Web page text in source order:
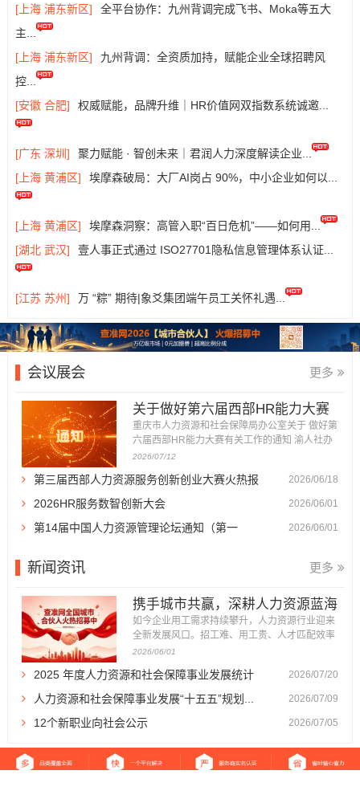
[上海 浦东新区]
全平台协作：九州背调完成飞书、Moka等五大
主...
[上海 浦东新区]
九州背调：全资质加持，赋能企业全球招聘风
控...
[安徽 合肥]
权威赋能，品牌升维｜HR价值网双指数系统诚邀...
[广东 深圳]
聚力赋能 · 智创未来｜君润人力深度解读企业...
[上海 黄浦区]
埃摩森破局：大厂AI岗占 90%，中小企业如何以...
[上海 黄浦区]
埃摩森洞察：高管入职“百日危机”——如何用...
[湖北 武汉]
壹人事正式通过 ISO27701隐私信息管理体系认证...
[江苏 苏州] 万 “粽” 期待|象爻集团端午员工关怀礼遇...
会议展会 更多
关于做好第六届西部HR能力大赛
有关工作的通知...
重庆市人力资源和社会保障局办公室关于 做好第
六届西部HR能力大赛有关工作的通知 渝人社办
〔2026〕86号 各区县（自治县）人力社保局，
区人力社保局，市级各部门人事（干部）处，有
关企事业单位人力资源部门： 为深入贯彻落实成
渝地区双城经济圈建设战略部署，...
2026/07/12
第三届西部人力资源服务创新创业大赛火热报
名...
2026/06/18
2026HR服务数智创新大会 2026/06/01
第14届中国人力资源管理论坛通知（第一
2026/06/01
新闻资讯 更多
携手城市共赢，深耕人力资源蓝海
｜查准网全国...
如今企业用工需求持续攀升，人力资源行业迎来
全新发展风口。招工难、用工贵、人才匹配效率
低，成为万千企业发展的痛点，也催生了体量庞
市场布局，深耕区域服务生态，查准网正式面向
全国各城市招募城市合伙人。我们以平台流量、
品牌、运营体系为支撑，诚邀本...
2026/06/01
2025 年度人力资源和社会保障事业发展统计
公报...
2026/07/20
人力资源和社会保障事业发展“十五五”规划... 2026/07/09
12个新职业向社会公示 2026/07/05